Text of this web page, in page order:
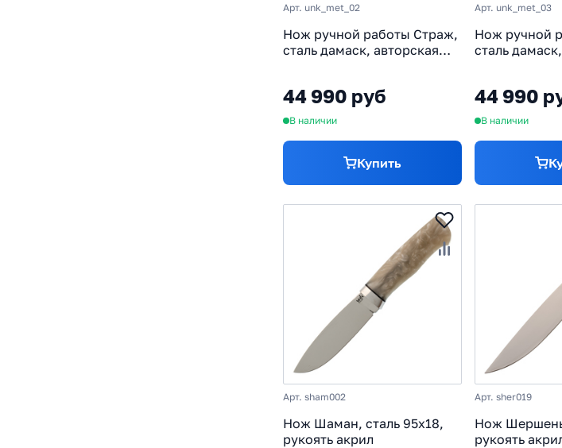
Арт. unk_met_02
Нож ручной работы Страж,
сталь дамаск, авторская
44 990 руб
В наличии
Купить
Арт. unk_met_03
Нож ручной
сталь
44 990
В наличии
Арт. sham002
Нож Шаман, сталь 95х18,
рукоять акрил
Арт. sher019
Нож
рукоять